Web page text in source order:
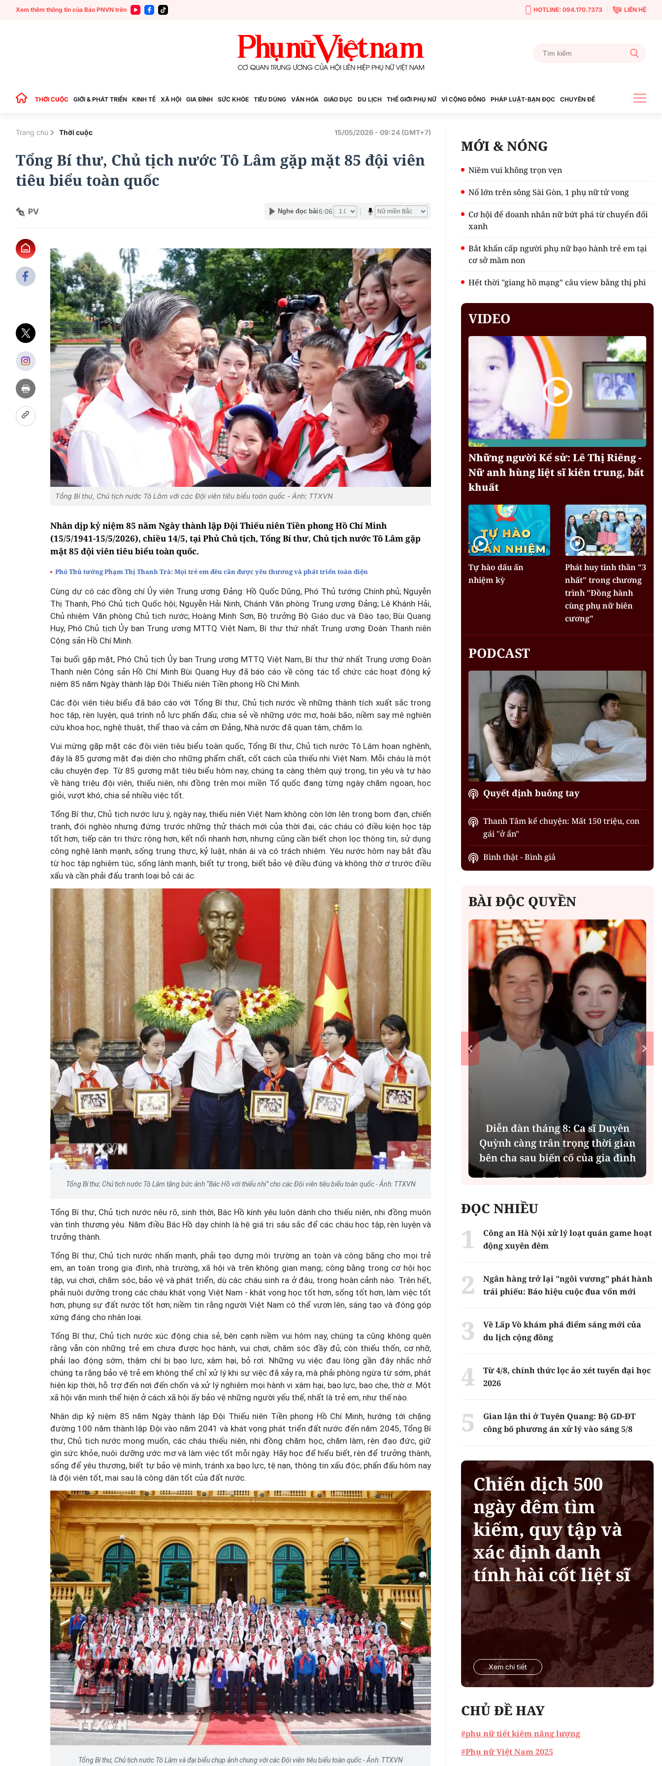
Xem thêm thông tin của Báo PNVN trên HOTLINE: 094.170.7373 LIÊN HỆ
THỜI CUỘC GIỚI & PHÁT TRIỂN KINH TẾ XÃ HỘI GIA ĐÌNH SỨC KHỎE TIÊU DÙNG VĂN HÓA GIÁO DỤC DU LỊCH THẾ GIỚI PHỤ NỮ VÌ CỘNG ĐỒNG PHÁP LUẬT-BẠN ĐỌC CHUYÊN ĐỀ
Trang chủ Thời cuộc 15/05/2026 - 09:24 (GMT+7)
Tổng Bí thư, Chủ tịch nước Tô Lâm gặp mặt 85 đội viên
tiêu biểu toàn quốc
PV Nghe đọc bài6:06
Tổng Bí thư, Chủ tịch nước Tô Lâm với các Đội viên tiêu biểu toàn quốc - Ảnh: TTXVN
Nhân dịp kỷ niệm 85 năm Ngày thành lập Đội Thiếu niên Tiền phong Hồ Chí Minh
(15/5/1941-15/5/2026), chiều 14/5, tại Phủ Chủ tịch, Tổng Bí thư, Chủ tịch nước Tô Lâm gặp
mặt 85 đội viên tiêu biểu toàn quốc.
Phó Thủ tướng Phạm Thị Thanh Trà: Mọi trẻ em đều cần được yêu thương và phát triển toàn diện
Cùng dự có các đồng chí Ủy viên Trung ương Đảng: Hồ Quốc Dũng, Phó Thủ tướng Chính phủ; Nguyễn
Thị Thanh, Phó Chủ tịch Quốc hội; Nguyễn Hải Ninh, Chánh Văn phòng Trung ương Đảng; Lê Khánh Hải,
Chủ nhiệm Văn phòng Chủ tịch nước; Hoàng Minh Sơn, Bộ trưởng Bộ Giáo dục và Đào tạo; Bùi Quang
Huy, Phó Chủ tịch Ủy ban Trung ương MTTQ Việt Nam, Bí thư thứ nhất Trung ương Đoàn Thanh niên
Cộng sản Hồ Chí Minh.
Tại buổi gặp mặt, Phó Chủ tịch Ủy ban Trung ương MTTQ Việt Nam, Bí thư thứ nhất Trung ương Đoàn
Thanh niên Cộng sản Hồ Chí Minh Bùi Quang Huy đã báo cáo về công tác tổ chức các hoạt động kỷ
niệm 85 năm Ngày thành lập Đội Thiếu niên Tiền phong Hồ Chí Minh.
Các đội viên tiêu biểu đã báo cáo với Tổng Bí thư, Chủ tịch nước về những thành tích xuất sắc trong
học tập, rèn luyện, quá trình nỗ lực phấn đấu; chia sẻ về những ước mơ, hoài bão, niềm say mê nghiên
cứu khoa học, nghệ thuật, thể thao và cảm ơn Đảng, Nhà nước đã quan tâm, chăm lo.
Vui mừng gặp mặt các đội viên tiêu biểu toàn quốc, Tổng Bí thư, Chủ tịch nước Tô Lâm hoan nghênh,
đây là 85 gương mặt đại diện cho những phẩm chất, cốt cách của thiếu nhi Việt Nam. Mỗi cháu là một
câu chuyện đẹp. Từ 85 gương mặt tiêu biểu hôm nay, chúng ta càng thêm quý trọng, tin yêu và tự hào
về hàng triệu đội viên, thiếu niên, nhi đồng trên mọi miền Tổ quốc đang từng ngày chăm ngoan, học
giỏi, vượt khó, chia sẻ nhiều việc tốt.
Tổng Bí thư, Chủ tịch nước lưu ý, ngày nay, thiếu niên Việt Nam không còn lớn lên trong bom đạn, chiến
tranh, đói nghèo nhưng đứng trước những thử thách mới của thời đại, các cháu có điều kiện học tập
tốt hơn, tiếp cận tri thức rộng hơn, kết nối nhanh hơn, nhưng cũng cần biết chọn lọc thông tin, sử dụng
công nghệ lành mạnh, sống trung thực, kỷ luật, nhân ái và có trách nhiệm. Yêu nước hôm nay bắt đầu
từ học tập nghiêm túc, sống lành mạnh, biết tự trọng, biết bảo vệ điều đúng và không thờ ơ trước điều
xấu và cần phải đấu tranh loại bỏ cái ác.
Tổng Bí thư, Chủ tịch nước Tô Lâm tặng bức ảnh “Bác Hồ với thiếu nhi” cho các Đội viên tiêu biểu toàn quốc - Ảnh: TTXVN
Tổng Bí thư, Chủ tịch nước nêu rõ, sinh thời, Bác Hồ kính yêu luôn dành cho thiếu niên, nhi đồng muôn
vàn tình thương yêu. Năm điều Bác Hồ dạy chính là hệ giá trị sâu sắc để các cháu học tập, rèn luyện và
trưởng thành.
Tổng Bí thư, Chủ tịch nước nhấn mạnh, phải tạo dựng môi trường an toàn và công bằng cho mọi trẻ
em, an toàn trong gia đình, nhà trường, xã hội và trên không gian mạng; công bằng trong cơ hội học
tập, vui chơi, chăm sóc, bảo vệ và phát triển, dù các cháu sinh ra ở đâu, trong hoàn cảnh nào. Trên hết,
phải nuôi dưỡng trong các cháu khát vọng Việt Nam - khát vọng học tốt hơn, sống tốt hơn, làm việc tốt
hơn, phụng sự đất nước tốt hơn; niềm tin rằng người Việt Nam có thể vươn lên, sáng tạo và đóng góp
xứng đáng cho nhân loại.
Tổng Bí thư, Chủ tịch nước xúc động chia sẻ, bên cạnh niềm vui hôm nay, chúng ta cũng không quên
rằng vẫn còn những trẻ em chưa được học hành, vui chơi, chăm sóc đầy đủ; còn thiếu thốn, cơ nhỡ,
phải lao động sớm, thậm chí bị bạo lực, xâm hại, bỏ rơi. Những vụ việc đau lòng gần đây nhắc nhở
chúng ta rằng bảo vệ trẻ em không thể chỉ xử lý khi sự việc đã xảy ra, mà phải phòng ngừa từ sớm, phát
hiện kịp thời, hỗ trợ đến nơi đến chốn và xử lý nghiêm mọi hành vi xâm hại, bạo lực, bao che, thờ ơ. Một
xã hội văn minh thể hiện ở cách xã hội ấy bảo vệ những người yếu thế, nhất là trẻ em, như thế nào.
Nhân dịp kỷ niệm 85 năm Ngày thành lập Đội Thiếu niên Tiền phong Hồ Chí Minh, hướng tới chặng
đường 100 năm thành lập Đội vào năm 2041 và khát vọng phát triển đất nước đến năm 2045, Tổng Bí
thư, Chủ tịch nước mong muốn, các cháu thiếu niên, nhi đồng chăm học, chăm làm, rèn đạo đức, giữ
gìn sức khỏe, nuôi dưỡng ước mơ và làm việc tốt mỗi ngày. Hãy học để hiểu biết, rèn để trưởng thành,
sống để yêu thương, biết tự bảo vệ mình, tránh xa bạo lực, tệ nạn, thông tin xấu độc; phấn đấu hôm nay
là đội viên tốt, mai sau là công dân tốt của đất nước.
Tổng Bí thư, Chủ tịch nước Tô Lâm và đại biểu chụp ảnh chung với các Đội viên tiêu biểu toàn quốc - Ảnh: TTXVN
MỚI & NÓNG
Niềm vui không trọn vẹn
Nổ lớn trên sông Sài Gòn, 1 phụ nữ tử vong
Cơ hội để doanh nhân nữ bứt phá từ chuyển đổi
xanh
Bắt khẩn cấp người phụ nữ bạo hành trẻ em tại
cơ sở mầm non
Hết thời "giang hồ mạng" câu view bằng thị phi
VIDEO
Những người Kể sử: Lê Thị Riêng -
Nữ anh hùng liệt sĩ kiên trung, bất
khuất
Tự hào dấu ấn
nhiệm kỳ
Phát huy tinh thần "3
nhất" trong chương
trình "Đồng hành
cùng phụ nữ biên
cương"
PODCAST
Quyết định buông tay
Thanh Tâm kể chuyện: Mất 150 triệu, con
gái "ở ẩn"
Bình thật - Bình giả
BÀI ĐỘC QUYỀN
Một cuộc hôn nhân tan vỡ, 3
mảnh đất và bản án vì lẽ công
Hà Nội thu hút bác sĩ về trạm y
tế, tạo điều kiện để người dân
tiếp cận các dịch vụ y tế kỹ thuật
cao
Diễn đàn tháng 8: Ca sĩ Duyên
Quỳnh càng trân trọng thời gian
bên cha sau biến cố của gia đình
ĐỌC NHIỀU
Công an Hà Nội xử lý loạt quán game hoạt
động xuyên đêm
Ngân hàng trở lại "ngôi vương" phát hành
trái phiếu: Báo hiệu cuộc đua vốn mới
Về Lấp Vò khám phá điểm sáng mới của
du lịch cộng đồng
Từ 4/8, chính thức lọc ảo xét tuyển đại học
2026
Gian lận thi ở Tuyên Quang: Bộ GD-ĐT
công bố phương án xử lý vào sáng 5/8
Chiến dịch 500
ngày đêm tìm
kiếm, quy tập và
xác định danh
tính hài cốt liệt sĩ
Xem chi tiết
CHỦ ĐỀ HAY
#phụ nữ tiết kiệm năng lượng
#Phụ nữ Việt Nam 2025